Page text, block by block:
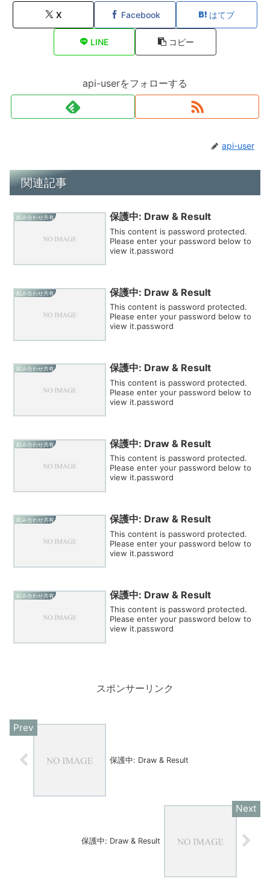
X Facebook はてブ
LINE コピー
api-userをフォローする
api-user
関連記事
組み合わせ共有 保護中: Draw & Result
This content is password protected.
Please enter your password below to
view it.password
組み合わせ共有 保護中: Draw & Result
This content is password protected.
Please enter your password below to
view it.password
組み合わせ共有 保護中: Draw & Result
This content is password protected.
Please enter your password below to
view it.password
組み合わせ共有 保護中: Draw & Result
This content is password protected.
Please enter your password below to
view it.password
組み合わせ共有 保護中: Draw & Result
This content is password protected.
Please enter your password below to
view it.password
組み合わせ共有 保護中: Draw & Result
This content is password protected.
Please enter your password below to
view it.password
スポンサーリンク
保護中: Draw & Result
保護中: Draw & Result